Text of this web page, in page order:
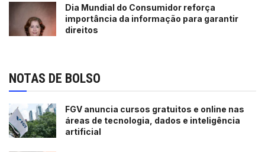
Dia Mundial do Consumidor reforça
importância da informação para garantir
direitos
NOTAS DE BOLSO
FGV anuncia cursos gratuitos e online nas
áreas de tecnologia, dados e inteligência
artificial